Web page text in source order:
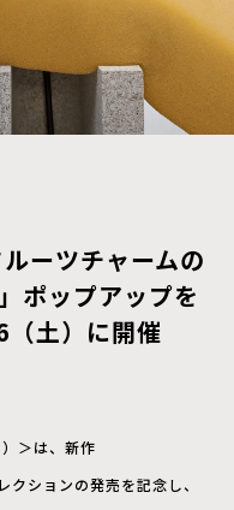
ーツチャームの
ポップアップを
土）に開催
＞は、新作
クションの発売を記念し、